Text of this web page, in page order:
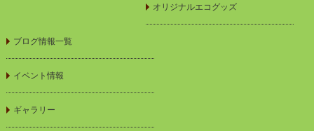
オリジナルエコグッズ
ブログ情報一覧
イベント情報
ギャラリー